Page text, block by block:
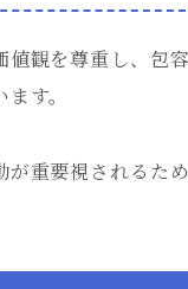
観を尊重し、包
す。
重要視されるた